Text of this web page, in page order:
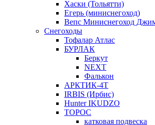
Хаски (Тольятти)
Егерь (миниснегоход)
Вепс Миниснегоход
Снегоходы
Тофалар Атлас
БУРЛАК
Беркут
NEXT
Фалькон
АРКТИК-4Т
IRBIS (Ирбис)
Hunter IKUDZO
ТОРОС
катковая подвеска